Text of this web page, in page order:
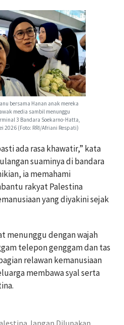
bersama Hanan anak mereka
media sambil menunggu
3 Bandara Soekarno-Hatta,
2026 (Foto: RRI/Afriani Respati)
ada rasa khawatir,” kata
suaminya di bandara
ia memahami
rakyat Palestina
yang diyakini sejak
menunggu dengan wajah
telepon genggam dan tas
relawan kemanusiaan
membawa syal serta
Jangan Dilupakan